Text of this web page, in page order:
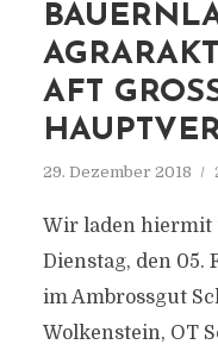
AFT
29. Dezember 2018
Wir laden hiermit
Dienstag, den 05.
im Ambrossgut
Wolkenstein, OT